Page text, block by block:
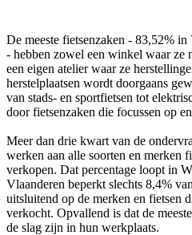
De meeste fietsenzaken - 83,52%
- hebben zowel een winkel waar ze
een eigen atelier waar ze
herstelplaatsen wordt doorgaans
van stads- en sportfietsen tot
door fietsenzaken die focussen op
Meer dan drie kwart van de
werken aan alle soorten en merken
verkopen. Dat percentage loopt in
Vlaanderen beperkt slechts 8,4%
uitsluitend op de merken en fietsen
verkocht. Opvallend is dat de
de slag zijn in hun werkplaats.